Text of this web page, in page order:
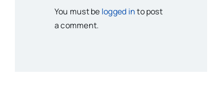
You must be logged into post
a comment.